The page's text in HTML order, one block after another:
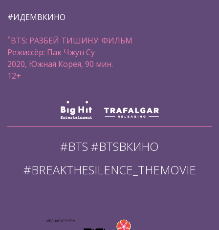
#ИДЕМВКИНО
*BTS: РАЗБЕЙ ТИШИНУ: ФИЛЬМ
Режиссёр: Пак Чжун Су
2020, Южная Корея, 90 мин.
12+
#BTS #BTSВКИНО
#BREAKTHESILENCE_THEMOVIE